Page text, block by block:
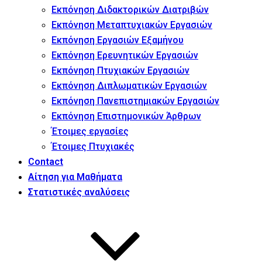
Εκπόνηση Διδακτορικών Διατριβών
Εκπόνηση Μεταπτυχιακών Εργασιών
Εκπόνηση Εργασιών Εξαμήνου
Εκπόνηση Ερευνητικών Εργασιών
Εκπόνηση Πτυχιακών Εργασιών
Εκπόνηση Διπλωματικών Εργασιών
Εκπόνηση Πανεπιστημιακών Εργασιών
Εκπόνηση Επιστημονικών Άρθρων
Έτοιμες εργασίες
Έτοιμες Πτυχιακές
Contact
Αίτηση για Μαθήματα
Στατιστικές αναλύσεις